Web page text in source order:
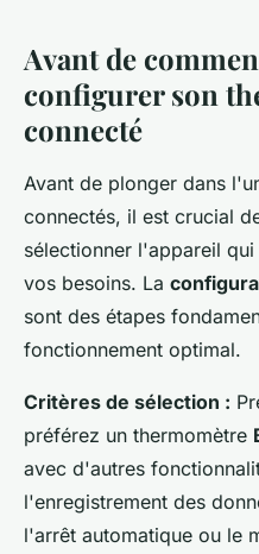
Avant de
configurer son
connecté
Avant de plonger dans
connectés, il est crucial
sélectionner l'appareil
vos besoins. La
sont des étapes
fonctionnement optimal.
Critères de sélection :
préférez un thermomètre
avec d'autres
l'enregistrement des
l'arrêt automatique ou le